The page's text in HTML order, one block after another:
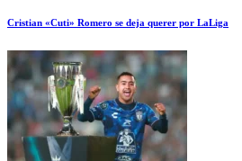
Cristian «Cuti» Romero se deja querer por LaLiga